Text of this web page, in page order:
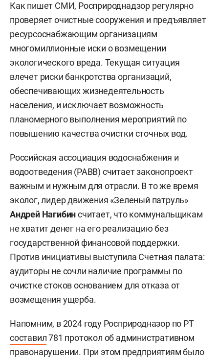
Как пишет СМИ, Росприроднадзор регулярно
проверяет очистные сооружения и предъявляет
ресурсоснабжающим организациям
многомиллионные иски о возмещении
экологического вреда. Текущая ситуация
влечет риски банкротства организаций,
обеспечивающих жизнедеятельность
населения, и исключает возможность
планомерного выполнения мероприятий по
повышению качества очистки сточных вод.
Российская ассоциация водоснабжения и
водоотведения (РАВВ) считает законопроект
важным и нужным для отрасли. В то же время
эколог, лидер движения «Зеленый патруль»
Андрей Нагибинсчитает, что коммунальщикам
не хватит денег на его реализацию без
государственной финансовой поддержки.
Против инициативы выступила Счетная палата:
аудиторы не сочли наличие программы по
очистке стоков основанием для отказа от
возмещения ущерба.
Напомним, в 2024 году Росприродназор по РТ
составил781 протокол об административном
правонарушении. При этом предприятиям было